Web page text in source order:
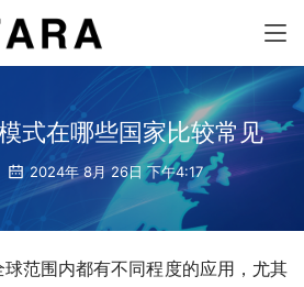
式在哪些国家比较常见
2024年 8月 26日 下午4:17
范围内都有不同程度的应用，尤其